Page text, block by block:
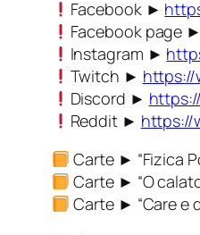
Facebook ►
Facebook page ►
Instagram ►
Twitch ► https://
Discord ►
Reddit ► https://
Carte ► “Fizica
Carte ► “O
Carte ► “Care e